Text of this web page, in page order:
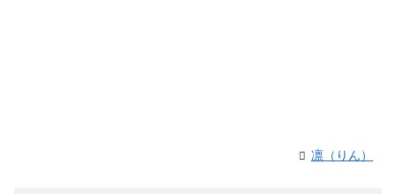
凛（りん）